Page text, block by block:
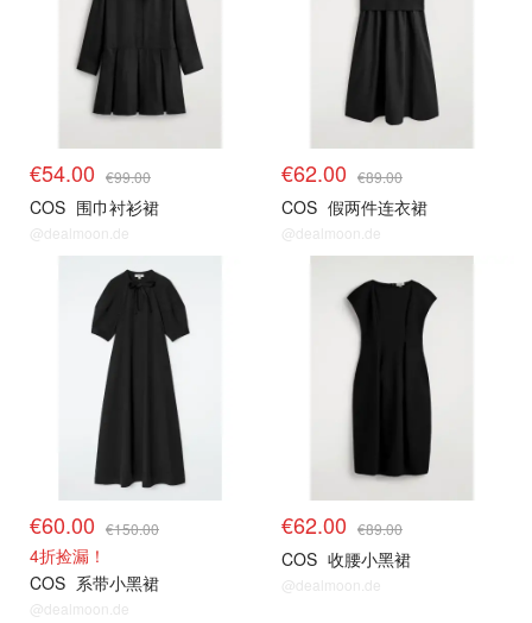
€54.00 €99.00
COS 围巾衬衫裙
@dealmoon.de
€62.00 €89.00
COS 假两件连衣裙
@dealmoon.de
€60.00 €150.00
4折捡漏！
COS 系带小黑裙
@dealmoon.de
€62.00 €89.00
COS 收腰小黑裙
@dealmoon.de